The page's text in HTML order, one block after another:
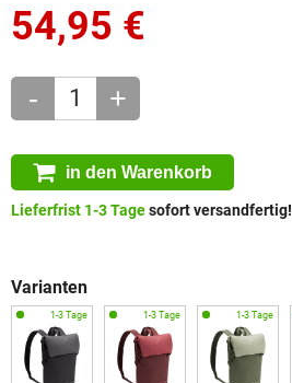
54,95 €
- +
in den Warenkorb
Lieferfrist 1-3 Tagesofort versandfertig!
Varianten